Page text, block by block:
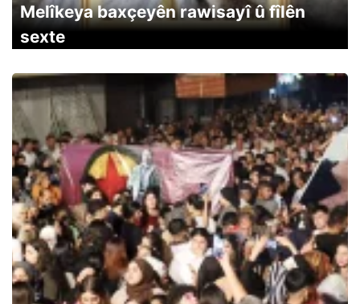
Melîkeya baxçeyên rawisayî û fîlên
sexte